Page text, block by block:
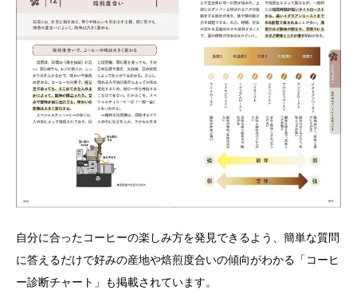
自分に合ったコーヒーの楽しみ方を発見できるよう、簡単な質問
に答えるだけで好みの産地や焙煎度合いの傾向がわかる「コーヒ
ー診断チャート」も掲載されています。